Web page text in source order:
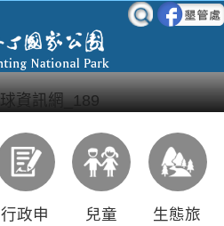
行政申
兒童
生態旅